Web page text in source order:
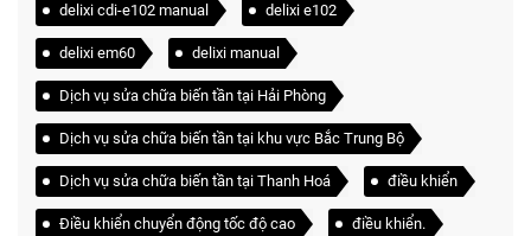
delixi cdi-e102 manual delixi e102
delixi em60 delixi manual
Dịch vụ sửa chữa biến tần tại Hải Phòng
Dịch vụ sửa chữa biến tần tại khu vực Bắc Trung Bộ
Dịch vụ sửa chữa biến tần tại Thanh Hoá điều khiển
Điều khiển chuyển động tốc độ cao điều khiển.